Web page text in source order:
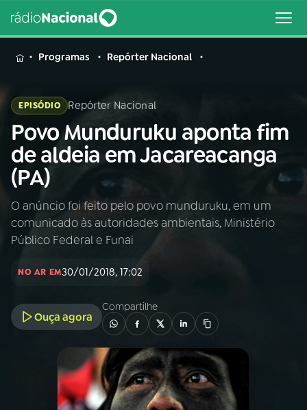
MENU
Buscar
na
Rádio
Nacional
Buscar
AO VIVO
PROGRAMAS
Programas Repórter Nacional
EPISÓDIO Repórter Nacional
Povo Munduruku aponta fim
de aldeia em Jacareacanga
(PA)
O anúncio foi feito pelo povo munduruku, em um
comunicado às autoridades ambientais, Ministério
Público Federal e Funai
NO AR EM30/01/2018, 17:02
Ouça agora
Compartilhe